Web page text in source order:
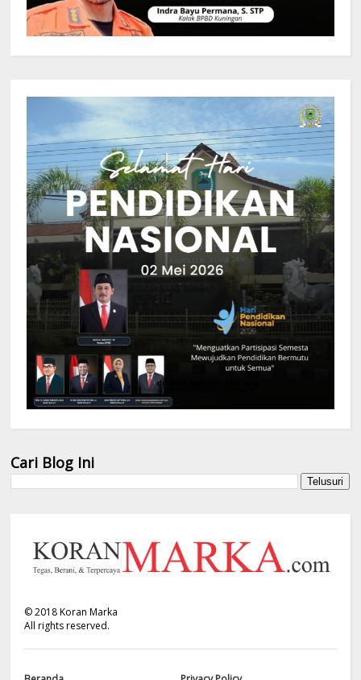
Cari Blog Ini
©2018Koran Marka
All rights reserved.